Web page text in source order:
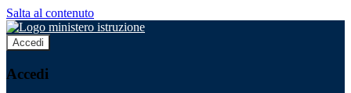
Salta al contenuto
Accedi
Accedi